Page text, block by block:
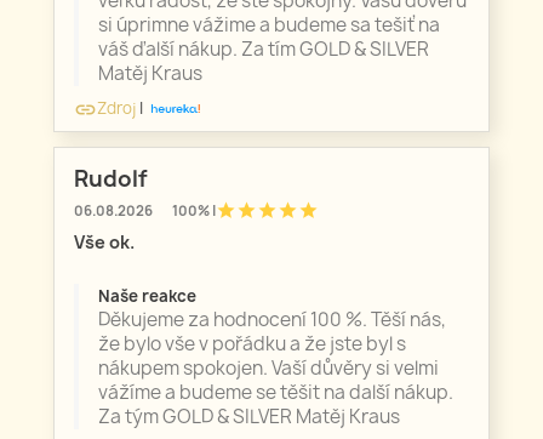
si úprimne vážime a budeme sa tešiť na
váš ďalší nákup. Za tím GOLD & SILVER
Matěj Kraus
linkZdroj |
Rudolf
06.08.2026 100% |starstarstarstarstar
Vše ok.
Naše reakce
Děkujeme za hodnocení 100 %. Těší nás,
že bylo vše v pořádku a že jste byl s
nákupem spokojen. Vaší důvěry si velmi
vážíme a budeme se těšit na další nákup.
Za tým GOLD & SILVER Matěj Kraus